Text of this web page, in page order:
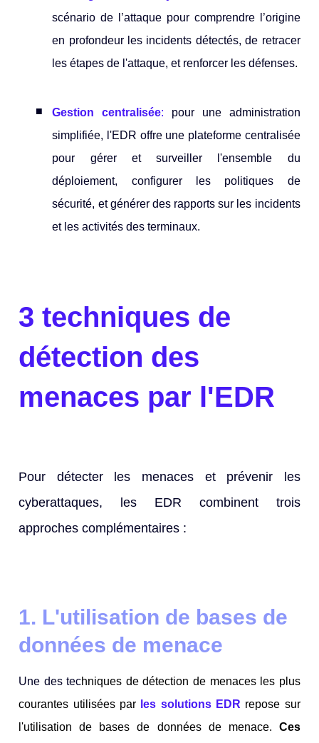
scénario de l’attaque pour comprendre l’origine
en profondeur les incidents détectés, de retracer
les étapes de l'attaque, et renforcer les défenses.
Gestion centralisée: pour une administration
simplifiée, l'EDR offre une plateforme centralisée
pour gérer et surveiller l'ensemble du
déploiement, configurer les politiques de
sécurité, et générer des rapports sur les incidents
et les activités des terminaux.
3 techniques de
détection des
menaces par l'EDR
Pour détecter les menaces et prévenir les
cyberattaques, les EDR combinent trois
approches complémentaires :
1. L'utilisation de bases de
données de menace
Une des techniques de détection de menaces les plus
courantes utilisées par les solutions EDR repose sur
l'utilisation de bases de données de menace. Ces